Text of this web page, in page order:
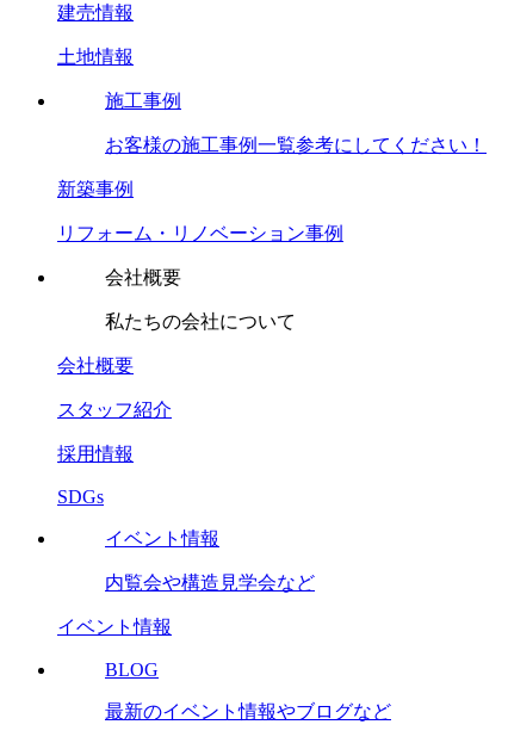
建売情報
土地情報
施工事例
お客様の施工事例一覧参考にしてください！
新築事例
リフォーム・リノベーション事例
会社概要
私たちの会社について
会社概要
スタッフ紹介
採用情報
SDGs
イベント情報
内覧会や構造見学会など
イベント情報
BLOG
最新のイベント情報やブログなど